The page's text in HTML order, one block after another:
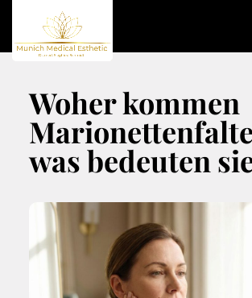
Woher kommen
was bedeuten